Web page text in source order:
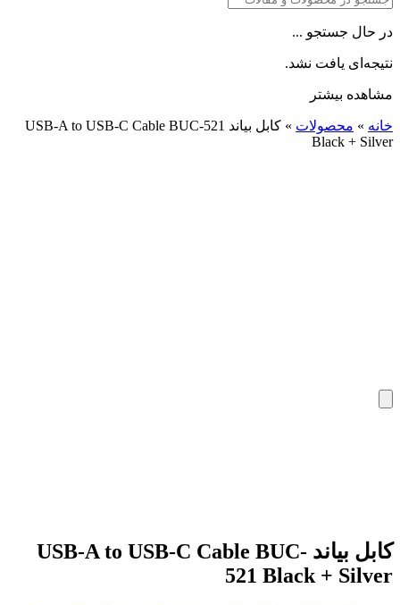
در حال جستجو ...
نتیجه‌ای یافت نشد.
مشاهده بیشتر
خانه » محصولات »
کابل بیاند USB-A to USB-C Cable BUC-521
Black + Silver
کابل بیاند USB-A to USB-C Cable BUC-
521 Black + Silver